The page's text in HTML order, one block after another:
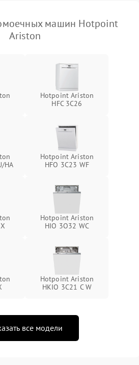
машин Hotpoint
Ariston
Hotpoint Ariston
HFC 3C26
HA
Hotpoint Ariston
HFO 3C23 WF
Hotpoint Ariston
HIO 3O32 WC
Hotpoint Ariston
HKIO 3C21 C W
все модели